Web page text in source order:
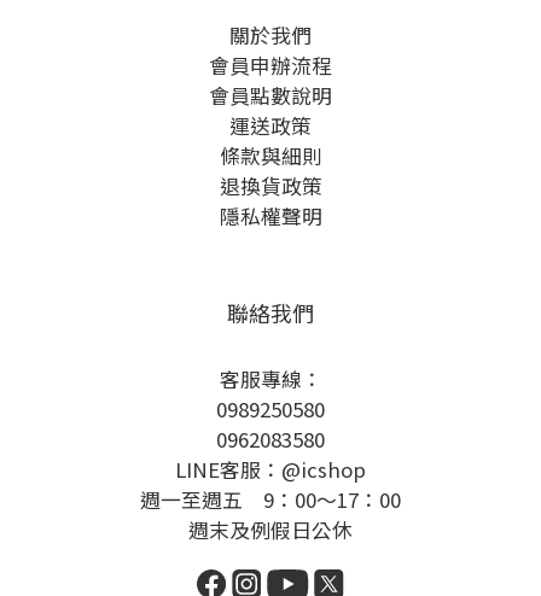
關於我們
會員申辦流程
會員點數說明
運送政策
條款與細則
退換貨政策
隱私權聲明
聯絡我們
客服專線：
0989250580
0962083580
LINE客服：@icshop
週一至週五 9：00～17：00
週末及例假日公休